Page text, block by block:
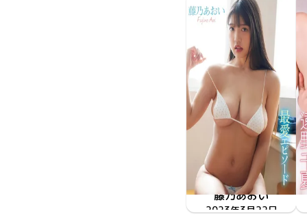
藤乃あおい
最愛エピソード
ENFD-5983
2023年3月22日